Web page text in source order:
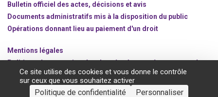
Bulletin officiel des actes, décisions et avis
Documents administratifs mis à la disposition du public
Opérations donnant lieu au paiement d'un droit
Mentions légales
Politique de protection des données à caractère personnel
Gestion des cookies
Ce site utilise des cookies et vous donne le contrôle
sur ceux que vous souhaitez activer
Personnaliser
Politique de confidentialité